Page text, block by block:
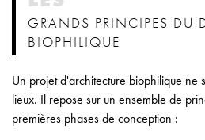
GRANDS PRINCIPES DU
BIOPHILIQUE
Un projet d'architecture biophilique ne
lieux. Il repose sur un ensemble de
premières phases de conception :